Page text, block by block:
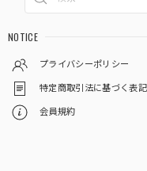
NOTICE
プライバシーポリシー
特定商取引法に基づく表記
会員規約